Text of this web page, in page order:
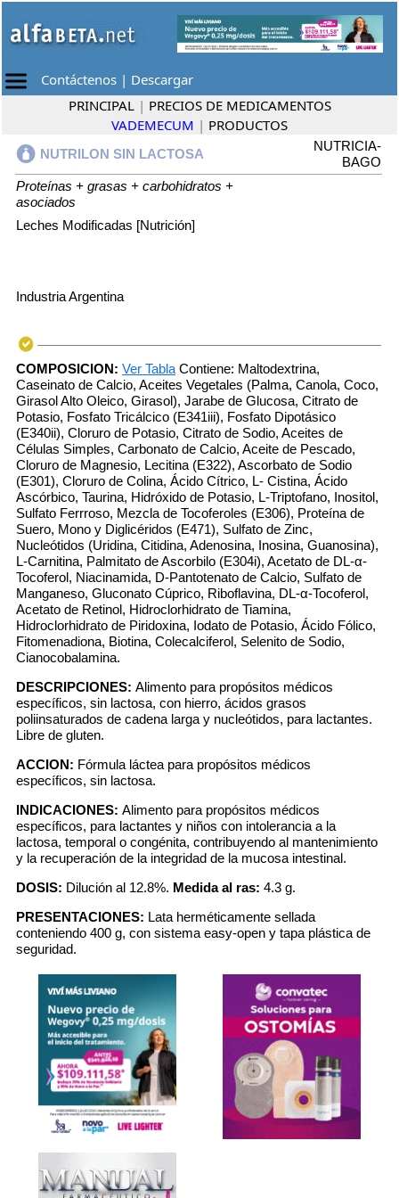
Contáctenos | Descargar
PRINCIPAL | PRECIOS DE MEDICAMENTOS
VADEMECUM | PRODUCTOS
NUTRILON SIN LACTOSA
NUTRICIA-
BAGO
Proteínas + grasas + carbohidratos +
asociados
Leches Modificadas [Nutrición]
Industria Argentina
COMPOSICION: Ver Tabla Contiene: Maltodextrina,
Caseinato de Calcio, Aceites Vegetales (Palma, Canola, Coco,
Girasol Alto Oleico, Girasol), Jarabe de Glucosa, Citrato de
Potasio, Fosfato Tricálcico (E341iii), Fosfato Dipotásico
(E340ii), Cloruro de Potasio, Citrato de Sodio, Aceites de
Células Simples, Carbonato de Calcio, Aceite de Pescado,
Cloruro de Magnesio, Lecitina (E322), Ascorbato de Sodio
(E301), Cloruro de Colina, Ácido Cítrico, L- Cistina, Ácido
Ascórbico, Taurina, Hidróxido de Potasio, L-Triptofano, Inositol,
Sulfato Ferrroso, Mezcla de Tocoferoles (E306), Proteína de
Suero, Mono y Diglicéridos (E471), Sulfato de Zinc,
Nucleótidos (Uridina, Citidina, Adenosina, Inosina, Guanosina),
L-Carnitina, Palmitato de Ascorbilo (E304i), Acetato de DL-α-
Tocoferol, Niacinamida, D-Pantotenato de Calcio, Sulfato de
Manganeso, Gluconato Cúprico, Riboflavina, DL-α-Tocoferol,
Acetato de Retinol, Hidroclorhidrato de Tiamina,
Hidroclorhidrato de Piridoxina, Iodato de Potasio, Ácido Fólico,
Fitomenadiona, Biotina, Colecalciferol, Selenito de Sodio,
Cianocobalamina.
DESCRIPCIONES: Alimento para propósitos médicos
específicos, sin lactosa, con hierro, ácidos grasos
poliinsaturados de cadena larga y nucleótidos, para lactantes.
Libre de gluten.
ACCION: Fórmula láctea para propósitos médicos
específicos, sin lactosa.
INDICACIONES: Alimento para propósitos médicos
específicos, para lactantes y niños con intolerancia a la
lactosa, temporal o congénita, contribuyendo al mantenimiento
y la recuperación de la integridad de la mucosa intestinal.
DOSIS: Dilución al 12.8%. Medida al ras: 4.3 g.
PRESENTACIONES: Lata herméticamente sellada
conteniendo 400 g, con sistema easy-open y tapa plástica de
seguridad.